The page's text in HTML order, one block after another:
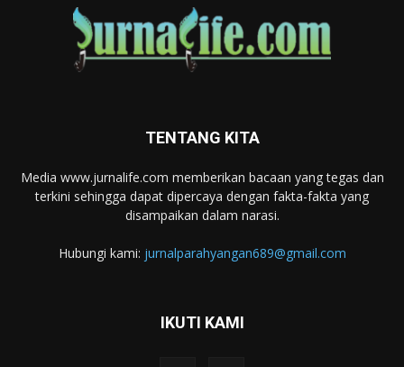
TENTANG KITA
Media www.jurnalife.com memberikan bacaan yang tegas dan
terkini sehingga dapat dipercaya dengan fakta-fakta yang
disampaikan dalam narasi.
Hubungi kami: jurnalparahyangan689@gmail.com
IKUTI KAMI